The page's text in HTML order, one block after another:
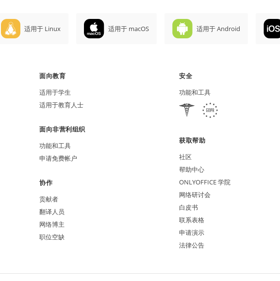
适用于 Linux 适用于 macOS 适用于 Android
面向教育
适用于学生
适用于教育人士
面向非营利组织
功能和工具
申请免费帐户
协作
贡献者
翻译人员
网络博主
职位空缺
安全
功能和工具
获取帮助
社区
帮助中心
ONLYOFFICE 学院
网络研讨会
白皮书
联系表格
申请演示
法律公告